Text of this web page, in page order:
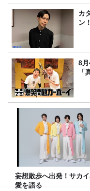
カ
ン！
8
「
妄想散歩へ出発！サカ
愛を語る